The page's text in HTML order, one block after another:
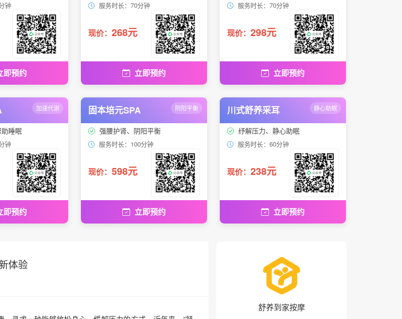
钟
即预约
服务时长：70分钟
现价： 268元
立即预约
服务时长：70分钟
现价： 298元
立即预约
加速代谢
睡眠
钟
即预约
固本培元SPA 阴阳平衡
强腰护肾、阴阳平衡
服务时长：100分钟
现价： 598元
立即预约
川式舒养采耳 静心助眠
纾解压力、静心助眠
服务时长：60分钟
现价： 238元
立即预约
体验
舒养到家按摩